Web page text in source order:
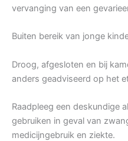
vervanging van een
Buiten bereik van jonge
Droog, afgesloten en bij
anders geadviseerd op het
Raadpleeg een deskundige
gebruiken in geval van
medicijngebruik en ziekte.